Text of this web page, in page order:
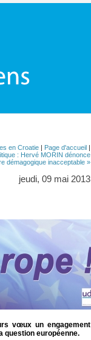
en Croatie| Page d'accueil|
: Hervé MORIN dénonce
démagogique inacceptable »
jeudi, 09 mai 2013
vœux un engagement
question européenne.